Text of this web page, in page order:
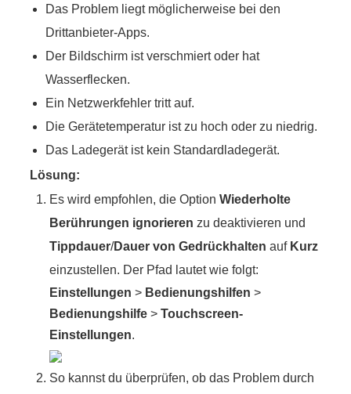
Das Problem liegt möglicherweise bei den
Drittanbieter-Apps.
Der Bildschirm ist verschmiert oder hat
Wasserflecken.
Ein Netzwerkfehler tritt auf.
Die Gerätetemperatur ist zu hoch oder zu niedrig.
Das Ladegerät ist kein Standardladegerät.
Lösung:
Es wird empfohlen, die OptionWiederholte
Berührungen ignorieren zu deaktivieren und
Tippdauer/Dauer von Gedrückhalten auf Kurz
einzustellen. Der Pfad lautet wie folgt:
Einstellungen > Bedienungshilfen >
Bedienungshilfe >Touchscreen-
Einstellungen.
So kannst du überprüfen, ob das Problem durch